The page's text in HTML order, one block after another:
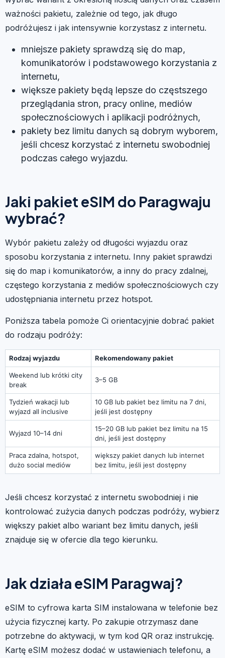
ważności pakietu, zależnie od tego, jak długo
podróżujesz i jak intensywnie korzystasz z internetu.
mniejsze pakiety sprawdzą się do map,
komunikatorów i podstawowego korzystania z
internetu,
większe pakiety będą lepsze do częstszego
przeglądania stron, pracy online, mediów
społecznościowych i aplikacji podróżnych,
pakiety bez limitu danych są dobrym wyborem,
jeśli chcesz korzystać z internetu swobodniej
podczas całego wyjazdu.
Jaki pakiet eSIM do Paragwaju
wybrać?
Wybór pakietu zależy od długości wyjazdu oraz
sposobu korzystania z internetu. Inny pakiet sprawdzi
się do map i komunikatorów, a inny do pracy zdalnej,
częstego korzystania z mediów społecznościowych czy
udostępniania internetu przez hotspot.
Poniższa tabela pomoże Ci orientacyjnie dobrać pakiet
do rodzaju podróży:
Rodzaj wyjazdu Rekomendowany pakiet
Weekend lub krótki city
break
3–5 GB
Tydzień wakacji lub
wyjazd all inclusive
10 GB lub pakiet bez limitu na 7 dni,
jeśli jest dostępny
Wyjazd 10–14 dni
15–20 GB lub pakiet bez limitu na 15
dni, jeśli jest dostępny
Praca zdalna, hotspot,
dużo social mediów
większy pakiet danych lub internet
bez limitu, jeśli jest dostępny
Jeśli chcesz korzystać z internetu swobodniej i nie
kontrolować zużycia danych podczas podróży, wybierz
większy pakiet albo wariant bez limitu danych, jeśli
znajduje się w ofercie dla tego kierunku.
Jak działa eSIM Paragwaj?
eSIM to cyfrowa karta SIM instalowana w telefonie bez
użycia fizycznej karty. Po zakupie otrzymasz dane
potrzebne do aktywacji, w tym kod QR oraz instrukcję.
Kartę eSIM możesz dodać w ustawieniach telefonu, a